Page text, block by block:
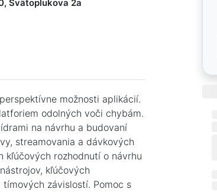
Svätoplukova 2a
možnosti aplikácií.
odolných voči chybám.
na návrhu a budovaní
streamovania a dávkových
kľúčových rozhodnutí o návrhu
kľúčových
závislostí. Pomoc s